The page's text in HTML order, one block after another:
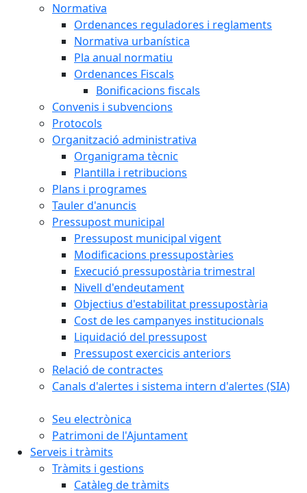
Normativa
Ordenances reguladores i reglaments
Normativa urbanística
Pla anual normatiu
Ordenances Fiscals
Bonificacions fiscals
Convenis i subvencions
Protocols
Organització administrativa
Organigrama tècnic
Plantilla i retribucions
Plans i programes
Tauler d'anuncis
Pressupost municipal
Pressupost municipal vigent
Modificacions pressupostàries
Execució pressupostària trimestral
Nivell d'endeutament
Objectius d'estabilitat pressupostària
Cost de les campanyes institucionals
Liquidació del pressupost
Pressupost exercicis anteriors
Relació de contractes
Canals d'alertes i sistema intern d'alertes (SIA)
Seu electrònica
Patrimoni de l'Ajuntament
Serveis i tràmits
Tràmits i gestions
Catàleg de tràmits